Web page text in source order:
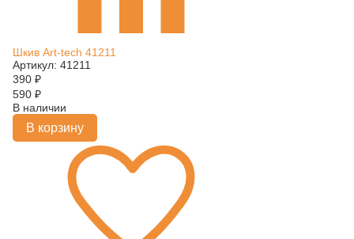
Шкив Art-tech 41211
Артикул: 41211
390 ₽
590 ₽
В наличии
В корзину